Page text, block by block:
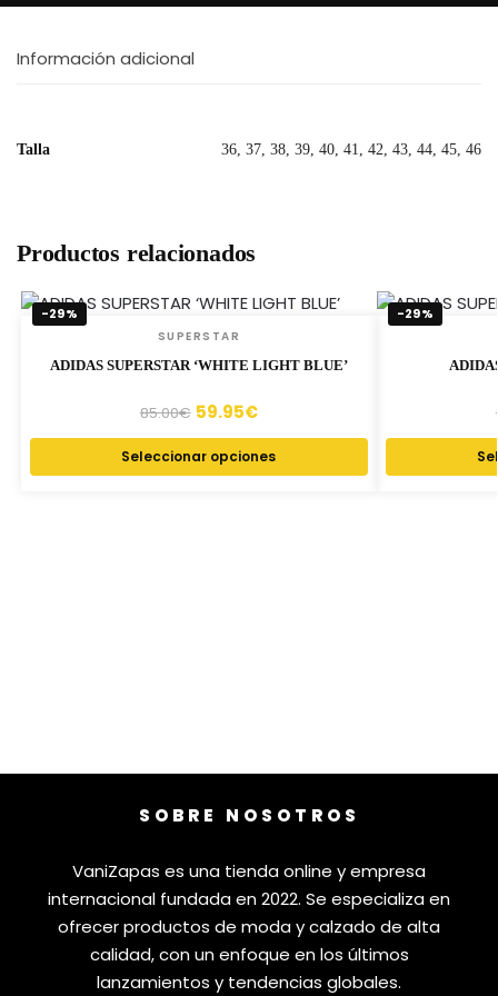
Información adicional
Talla 36, 37, 38, 39, 40, 41, 42, 43, 44, 45, 46
Productos relacionados
-29%
SUPERSTAR
ADIDAS SUPERSTAR ‘WHITE LIGHT BLUE’
85.00€ 59.95€
Seleccionar opciones
-29%
SOBRE NOSOTROS
VaniZapas es una tienda online y empresa
internacional fundada en 2022. Se especializa en
ofrecer productos de moda y calzado de alta
calidad, con un enfoque en los últimos
lanzamientos y tendencias globales.